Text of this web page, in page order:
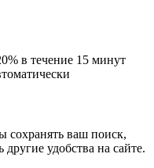
в течение 15 минут
сохранять ваш поиск,
другие удобства на сайте.